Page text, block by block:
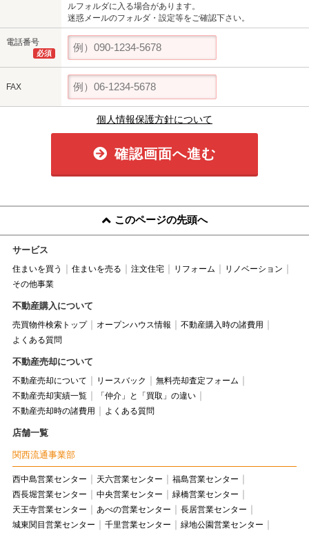
ルフォルダに入る場合があります。
迷惑メールのフォルダ・設定等をご確認下さい。
電話番号
必須
FAX
個人情報保護方針について
確認画面へ進む
このページの先頭へ
サービス
住まいを買う 住まいを売る 注文住宅 リフォーム
リノベーション
その他事業
不動産購入について
売買物件検索トップ オープンハウス情報
不動産購入時の諸費用
よくある質問
不動産売却について
不動産売却について リースバック
無料売却査定フォーム
不動産売却実績一覧
「仲介」と「買取」の違い
不動産売却時の諸費用
よくある質問
店舗一覧
関西流通事業部
西中島営業センター 天六営業センター
福島営業センター
西長堀営業センター
中央営業センター
緑橋営業センター
天王寺営業センター
あべの営業センター
長居営業センター
城東関目営業センター
千里営業センター
緑地公園営業センター